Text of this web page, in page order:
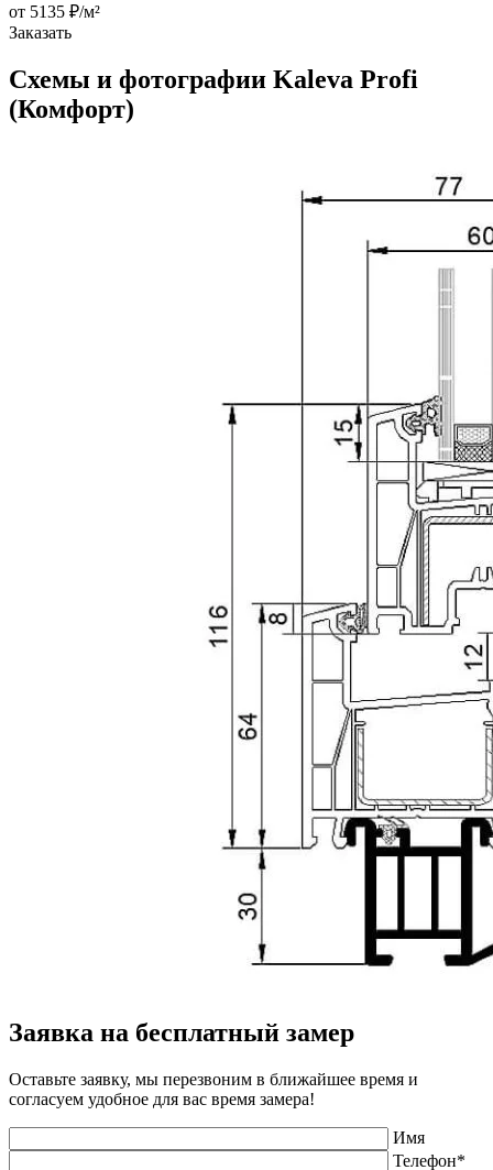
от 5135 ₽/м²
Заказать
Схемы и фотографии Kaleva Profi
(Комфорт)
Заявка на бесплатный замер
Оставьте заявку, мы перезвоним в ближайшее время и
согласуем удобное для вас время замера!
Имя
Телефон*